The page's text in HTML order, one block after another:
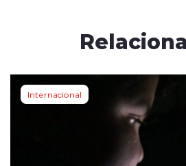
Internacional